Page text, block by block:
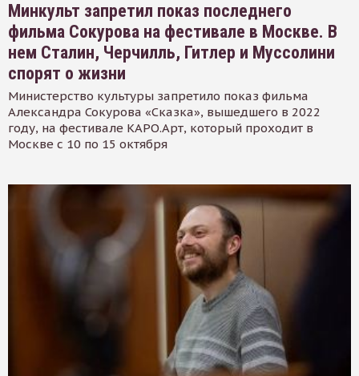
Минкульт запретил показ последнего
фильма Сокурова на фестивале в Москве. В
нем Сталин, Черчилль, Гитлер и Муссолини
спорят о жизни
Министерство культуры запретило показ фильма
Александра Сокурова «Сказка», вышедшего в 2022
году, на фестивале КАРО.Арт, который проходит в
Москве с 10 по 15 октября